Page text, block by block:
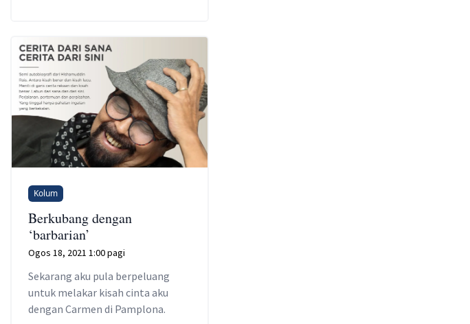
Kolum
Berkubang dengan
‘barbarian’
Ogos 18, 2021 1:00 pagi
Sekarang aku pula berpeluang
untuk melakar kisah cinta aku
dengan Carmen di Pamplona.